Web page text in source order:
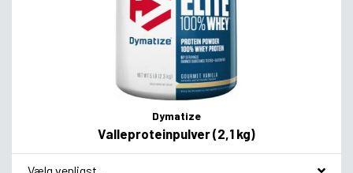
Dymatize
Valleproteinpulver (2,1 kg)
* Smagsvariant